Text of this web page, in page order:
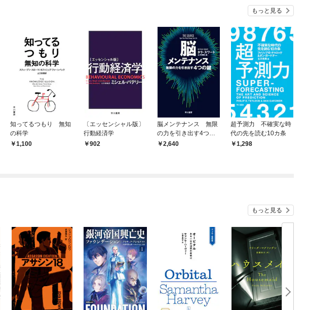
もっと見る
知ってるつもり 無知
の科学
1,100
〔エッセンシャル版〕
行動経済学
902
脳メンテナンス 無限
の力を引き出す4つの
鍵2,640
超予測力 不確実な時
代の先を読む10カ条
1,298
もっと見る